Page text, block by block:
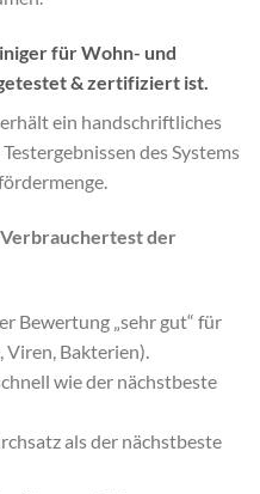
für Wohn- und
& zertifiziert ist.
ein handschriftliches
des Systems
Verbrauchertest der
Bewertung „sehr gut“ für
Bakterien).
wie der nächstbeste
als der nächstbeste